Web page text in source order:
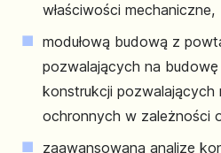
właściwości mechaniczne,
modułową budową z
pozwalających na
konstrukcji pozwalających
ochronnych w zależności
zaawansowaną analizę